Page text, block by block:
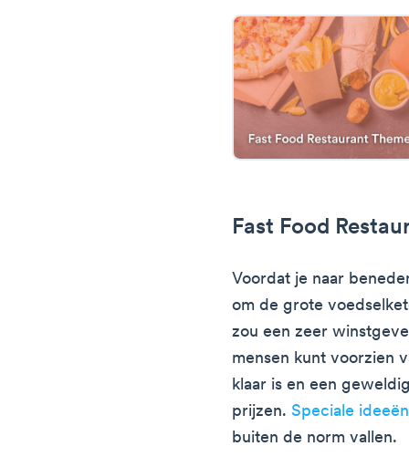
Fast Food
Voordat je naar
om de grote
zou een zeer
mensen kunt voorzien
klaar is en een
prijzen.Speciale
buiten de norm vallen.